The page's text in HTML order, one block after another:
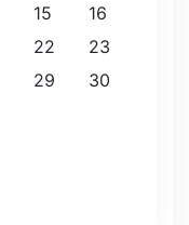
15
16
22
23
29
30